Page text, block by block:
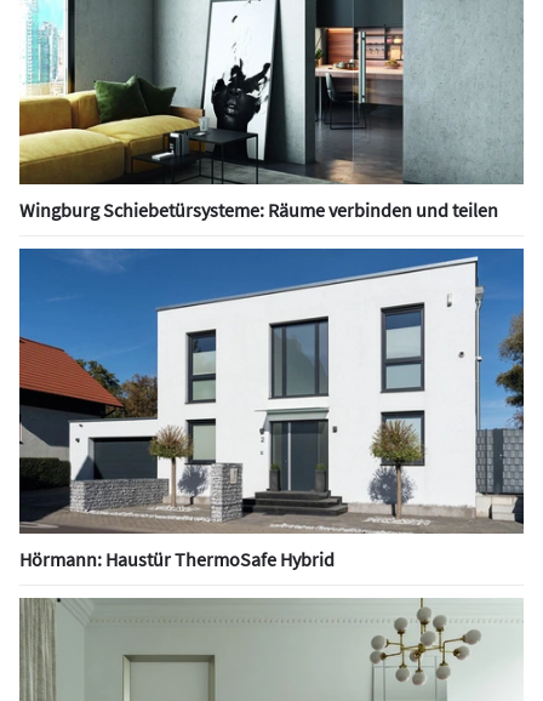
Wingburg Schiebetürsysteme: Räume verbinden und teilen
Hörmann: Haustür ThermoSafe Hybrid